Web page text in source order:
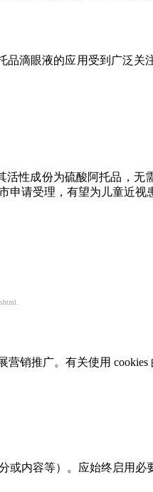
品滴眼液的应用受到广泛关
性成份为硫酸阿托品，
申请受理，有望为儿童近
销推广。有关使用 cookies
部分或内容等）。应始终启